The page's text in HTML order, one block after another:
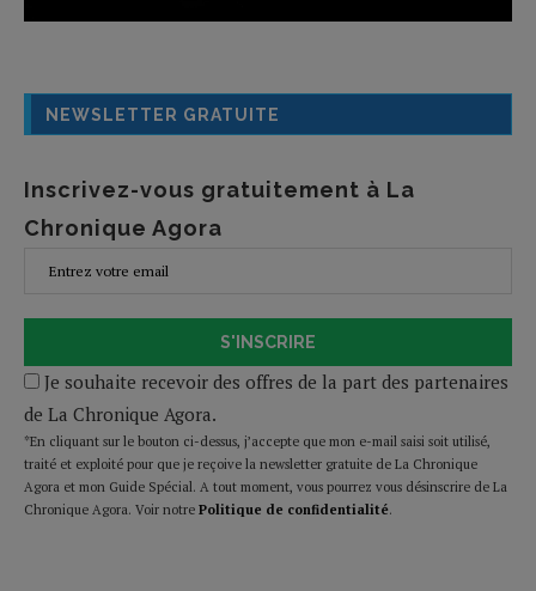
NEWSLETTER GRATUITE
Inscrivez-vous gratuitement à La
Chronique Agora
S'INSCRIRE
Je souhaite recevoir des offres de la part des partenaires
de La Chronique Agora.
*En cliquant sur le bouton ci-dessus, j’accepte que mon e-mail saisi soit utilisé,
traité et exploité pour que je reçoive la newsletter gratuite de La Chronique
Agora et mon Guide Spécial. A tout moment, vous pourrez vous désinscrire de La
Chronique Agora. Voir notre Politique de confidentialité.